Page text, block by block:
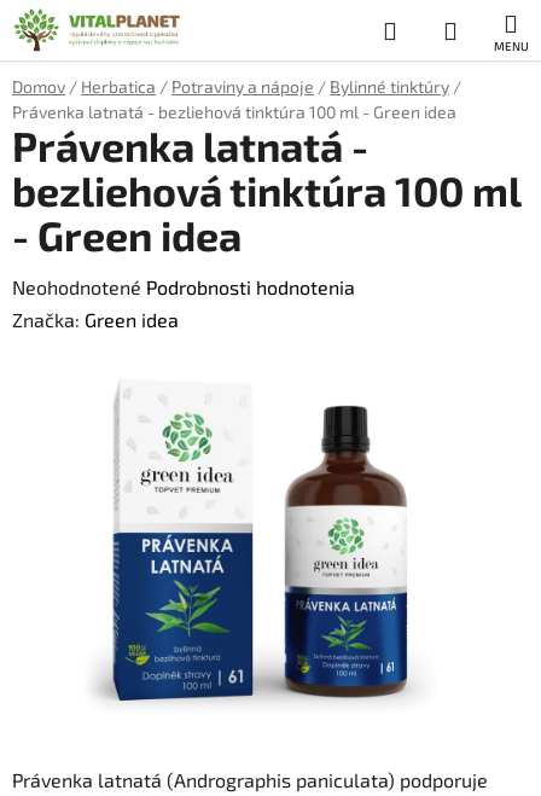
Prejsť
na
obsah
Hľadať
KOŠÍK
Domov / Herbatica / Potraviny a nápoje / Bylinné tinktúry /
Právenka latnatá - bezliehová tinktúra 100 ml - Green idea
Právenka latnatá (Andrographis paniculata) podporuje
Právenka latnatá -
bezliehová tinktúra 100 ml
- Green idea
Priemerné
hodnotenie
Neohodnotené Podrobnosti hodnotenia
Značka: Green idea